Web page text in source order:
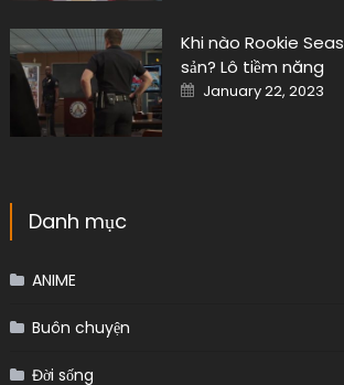
Khi nào Rookie
sản? Lô tiềm năng
Posted
on
January 22, 2023
Danh mục
ANIME
Buôn chuyện
Đời sống